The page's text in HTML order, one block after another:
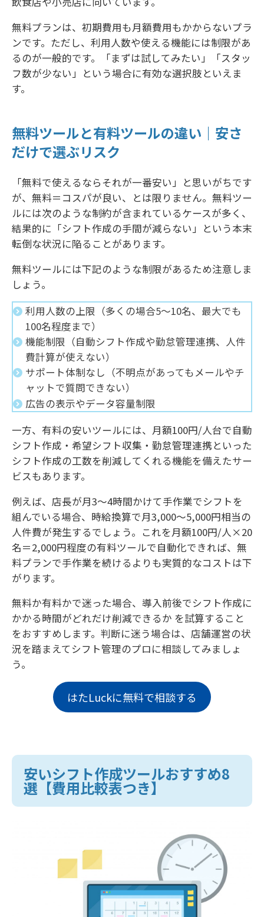
無料プランは、初期費用も月額費用もかからないプラ
ンです。ただし、利用人数や使える機能には制限があ
るのが一般的です。「まずは試してみたい」「スタッ
フ数が少ない」という場合に有効な選択肢といえま
す。
無料ツールと有料ツールの違い｜安さ
だけで選ぶリスク
「無料で使えるならそれが一番安い」と思いがちです
が、無料＝コスパが良い、とは限りません。無料ツー
ルには次のような制約が含まれているケースが多く、
結果的に「シフト作成の手間が減らない」という本末
転倒な状況に陥ることがあります。
無料ツールには下記のような制限があるため注意しま
しょう。
利用人数の上限（多くの場合5〜10名、最大でも
100名程度まで）
機能制限（自動シフト作成や勤怠管理連携、人件
費計算が使えない）
サポート体制なし（不明点があってもメールやチ
ャットで質問できない）
広告の表示やデータ容量制限
一方、有料の安いツールには、月額100円/人台で自動
シフト作成・希望シフト収集・勤怠管理連携といった
シフト作成の工数を削減してくれる機能を備えたサー
ビスもあります。
例えば、店長が月3〜4時間かけて手作業でシフトを
組んでいる場合、時給換算で月3,000〜5,000円相当の
人件費が発生するでしょう。これを月額100円/人×20
名＝2,000円程度の有料ツールで自動化できれば、無
料プランで手作業を続けるよりも実質的なコストは下
がります。
無料か有料かで迷った場合、導入前後でシフト作成に
かかる時間がどれだけ削減できるか を試算すること
をおすすめします。判断に迷う場合は、店舗運営の状
況を踏まえてシフト管理のプロに相談してみましょ
う。
はたLuckに無料で相談する
安いシフト作成ツールおすすめ8
選【費用比較表つき】